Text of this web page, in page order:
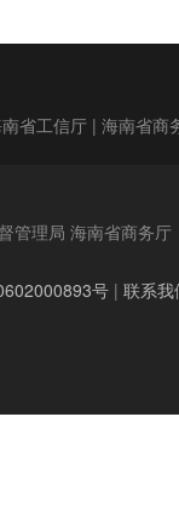
省工信厅 | 海南省商
管理局 海南省商务厅
号 | 联系我